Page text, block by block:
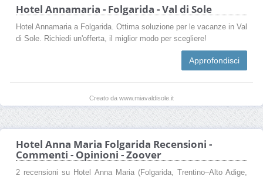
Hotel Annamaria - Folgarida - Val di Sole
Hotel Annamaria a Folgarida. Ottima soluzione per le vacanze in Val
di Sole. Richiedi un'offerta, il miglior modo per scegliere!
Approfondisci
Creato da www.miavaldisole.it
Hotel Anna Maria Folgarida Recensioni -
Commenti - Opinioni - Zoover
2 recensioni su Hotel Anna Maria (Folgarida, Trentino–Alto Adige,